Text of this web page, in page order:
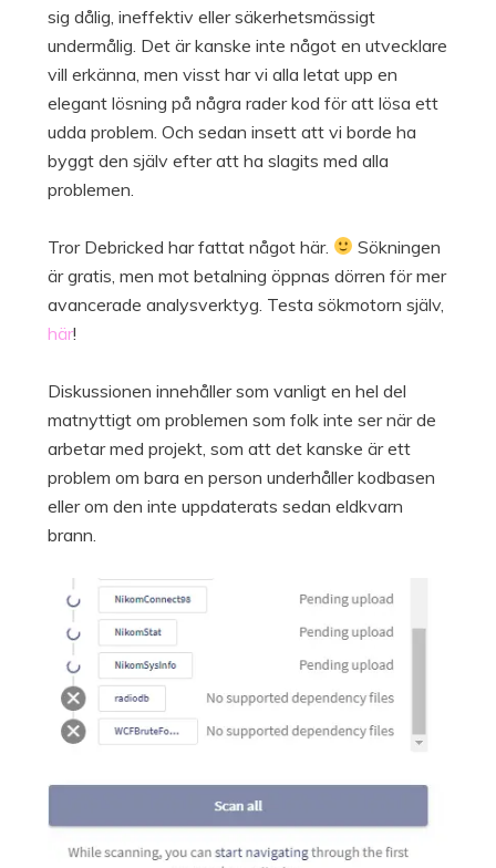
sig dålig, ineffektiv eller säkerhetsmässigt
undermålig. Det är kanske inte något en utvecklare
vill erkänna, men visst har vi alla letat upp en
elegant lösning på några rader kod för att lösa ett
udda problem. Och sedan insett att vi borde ha
byggt den själv efter att ha slagits med alla
problemen.
Tror Debricked har fattat något här.
Sökningen
är gratis, men mot betalning öppnas dörren för mer
avancerade analysverktyg. Testa sökmotorn själv,
här!
Diskussionen innehåller som vanligt en hel del
matnyttigt om problemen som folk inte ser när de
arbetar med projekt, som att det kanske är ett
problem om bara en person underhåller kodbasen
eller om den inte uppdaterats sedan eldkvarn
brann.